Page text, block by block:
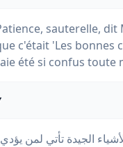
sauterelle, dit
c'était 'Les bonnes
été si confus toute